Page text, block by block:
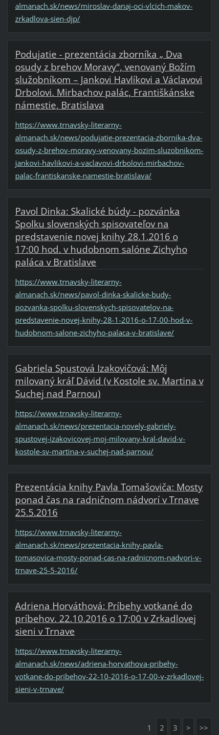
almanach.sk/news/miroslav-danaj-oci-vlcich-makov-
zrkadlova-sien-djp/
Podujatie - prezentácia zborníka „ Dva
osudy z brehov Moravy“, venovaný Božím
služobníkom – Jankovi Havlíkovi a Václavovi
Drbolovi. Mirbachov palác, Františkánske
námestie, Bratislava
https://www.trnavsky-literarny-
almanach.sk/news/podujatie-prezentacia-zbornika-dva-
osudy-z-brehov-moravy-venovany-bozim-sluzobnikom-
jankovi-havlikovi-a-vaclavovi-drbolovi-mirbachov-
palac-frantiskanske-namestie-bratislava/
Pavol Dinka: Skalické búdy - pozvánka
Spolku slovenských spisovateľov na
predstavenie novej knihy 28.1.2016 o
17:00 hod. v hudobnom salóne Zichyho
paláca v Bratislave
https://www.trnavsky-literarny-
almanach.sk/news/pavol-dinka-skalicke-budy-
pozvanka-spolku-slovenskych-spisovatelov-na-
predstavenie-novej-knihy-28-1-2016-o-17-00-hod-v-
hudobnom-salone-zichyho-palaca-v-bratislave/
Gabriela Spustová Izakovičová: Môj
milovaný kráľ Dávid (v Kostole sv. Martina v
Suchej nad Parnou)
https://www.trnavsky-literarny-
almanach.sk/news/prezentacia-novely-gabriely-
spustovej-izakovicovej-moj-milovany-kral-david-v-
kostole-sv-martina-v-suchej-nad-parnou/
Prezentácia knihy Pavla Tomašoviča: Mosty
ponad čas na radničnom nádvorí v Trnave
25.5.2016
https://www.trnavsky-literarny-
almanach.sk/news/prezentacia-knihy-pavla-
tomasovica-mosty-ponad-cas-na-radnicnom-nadvori-v-
trnave-25-5-2016/
Adriena Horváthová: Príbehy votkané do
príbehov. 22.10.2016 o 17:00 v Zrkadlovej
sieni v Trnave
https://www.trnavsky-literarny-
almanach.sk/news/adriena-horvathova-pribehy-
votkane-do-pribehov-22-10-2016-o-17-00-v-zrkadlovej-
sieni-v-trnave/
1 2 3 > >>